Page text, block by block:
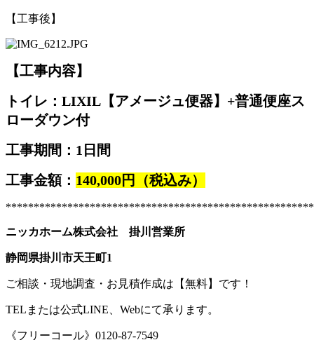
【工事後】
【工事内容】
トイレ：LIXIL【アメージュ便器】+普通便座ス
ローダウン付
工事期間：1日間
工事金額： 140,000円（税込み）
*******************************************************
ニッカホーム株式会社 掛川営業所
静岡県掛川市天王町1
ご相談・現地調査・お見積作成は【無料】です！
TELまたは公式LINE、Webにて承ります。
《フリーコール》0120-87-7549